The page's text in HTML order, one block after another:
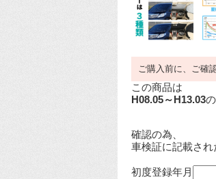
ご購入前に、ご確
この商品は
H08.05～H13.03
確認の為、
車検証に記載さ
初度登録年月